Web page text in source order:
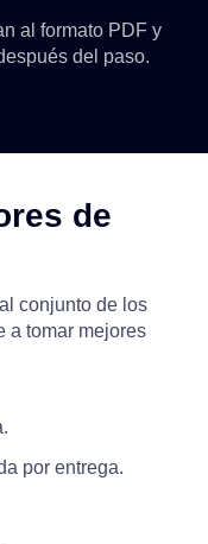
al formato PDF y
del paso.
de
conjunto de los
a tomar mejores
por entrega.